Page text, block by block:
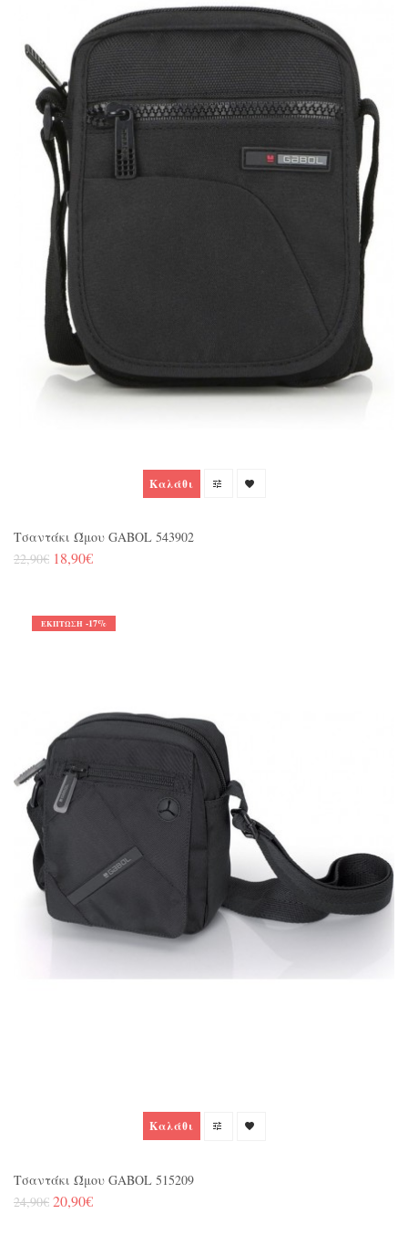
Καλάθι
Τσαντάκι Ώμου GABOL 543902
22,90€ 18,90€
ΈΚΠΤΩΣΗ -17%
Καλάθι
Τσαντάκι Ώμου GABOL 515209
24,90€ 20,90€